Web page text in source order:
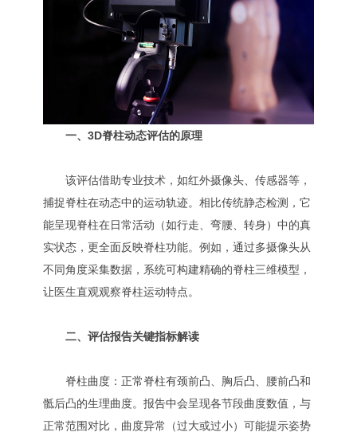
一、3D脊柱动态评估的原理
该评估借助专业技术，如红外摄像头、传感器等，
捕捉脊柱在动态中的运动轨迹。相比传统静态检测，它
能呈现脊柱在日常活动（如行走、弯腰、转身）中的真
实状态，更全面反映脊柱功能。例如，通过多摄像头从
不同角度采集数据，系统可构建精确的脊柱三维模型，
让医生直观观察脊柱运动特点。
二、评估报告关键指标解读
脊柱曲度：正常脊柱有颈前凸、胸后凸、腰前凸和
骶后凸的生理曲度。报告中会呈现各节段曲度数值，与
正常范围对比，曲度异常（过大或过小）可能提示姿势